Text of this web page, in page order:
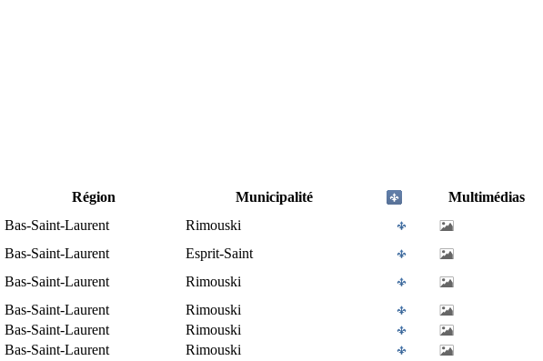
Région Municipalité
Multimédias
Bas-Saint-Laurent
Rimouski
Bas-Saint-Laurent
Esprit-Saint
Bas-Saint-Laurent
Rimouski
Bas-Saint-Laurent
Rimouski
Bas-Saint-Laurent
Rimouski
Bas-Saint-Laurent
Rimouski